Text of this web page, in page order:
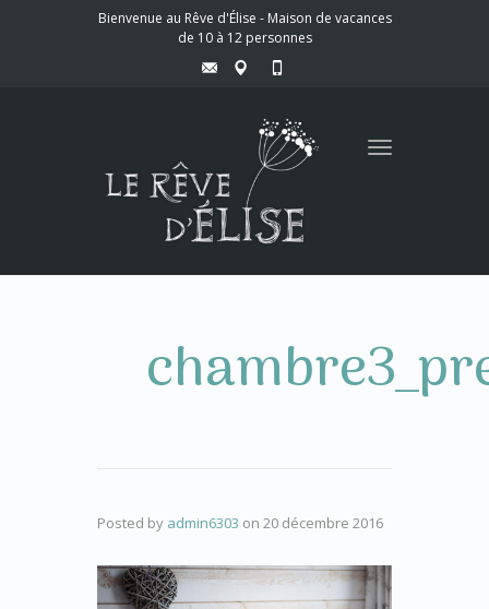
Bienvenue au Rêve d'Élise - Maison de vacances
de 10 à 12 personnes
Toggle
Posted by admin6303 on 20 décembre 2016